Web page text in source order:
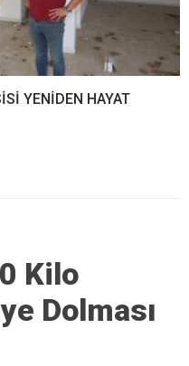
YENİDEN HAYAT
Kilo
Dolması